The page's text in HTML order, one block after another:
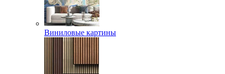
Виниловые картины